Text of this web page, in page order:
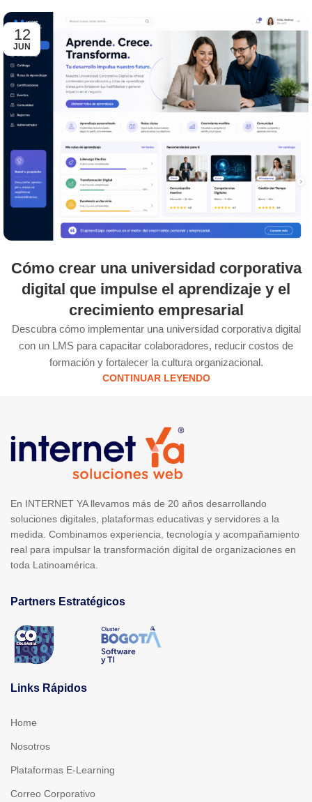
12
JUN
Cómo crear una universidad corporativa
digital que impulse el aprendizaje y el
crecimiento empresarial
Descubra cómo implementar una universidad corporativa digital
con un LMS para capacitar colaboradores, reducir costos de
formación y fortalecer la cultura organizacional.
CONTINUAR LEYENDO
En INTERNET YA llevamos más de 20 años desarrollando
soluciones digitales, plataformas educativas y servidores a la
medida. Combinamos experiencia, tecnología y acompañamiento
real para impulsar la transformación digital de organizaciones en
toda Latinoamérica.
Partners Estratégicos
Links Rápidos
Home
Nosotros
Plataformas E-Learning
Correo Corporativo